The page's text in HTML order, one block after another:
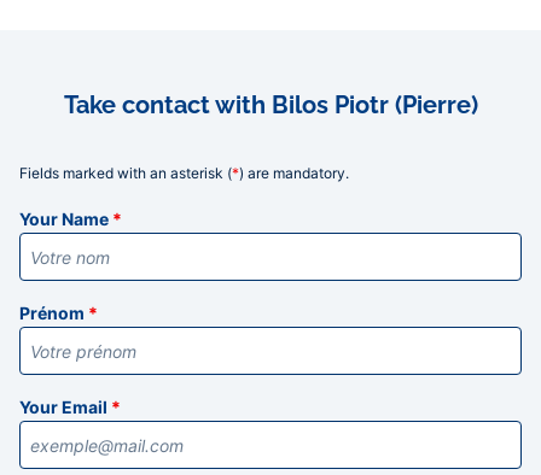
Take contact with Bilos Piotr (Pierre)
Fields marked with an asterisk (*) are mandatory.
Your Name *
Prénom *
Your Email *